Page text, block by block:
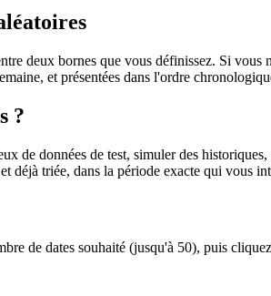
deux bornes que vous définissez. Si
et présentées dans l'ordre
?
de données de test, simuler des
déjà triée, dans la période exacte qui vous
de dates souhaité (jusqu'à 50), puis